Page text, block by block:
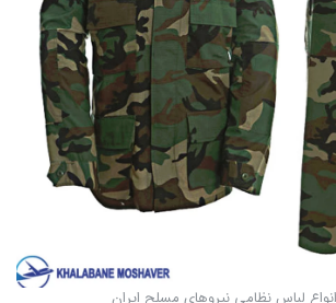
لباس نظامی نیروهای مسلح ایران